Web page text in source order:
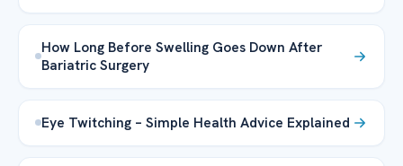
How Long Before Swelling Goes Down After
Bariatric Surgery
Eye Twitching – Simple Health Advice Explained